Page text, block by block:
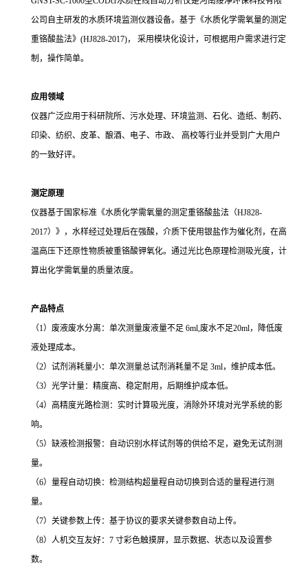
公司自主研发的水质环境监测仪器设备。基于《水质化学需氧量的测定
重铬酸盐法》(HJ828-2017)， 采用模块化设计，可根据用户需求进行定
制，操作简单。
应用领域
仪器广泛应用于科研院所、污水处理、环境监测、石化、造纸、制药、
印染、纺织、皮革、酿酒、电子、市政、
高校等行业并受到广大用户
的一致好评。
测定原理
仪器基于国家标准《水质化学需氧量的测定重铬酸盐法（HJ828-
2017）》，水样经过处理后在强酸，介质下使用银盐作为催化剂，在高
温高压下还原性物质被重铬酸钾氧化。通过光比色原理检测吸光度，计
算出化学需氧量的质量浓度。
产品特点
（1）废液废水分离：单次测量废液量不足 6ml,废水不足20ml，降低废
液处理成本。
（2）试剂消耗量小：单次测量总试剂消耗量不足 3ml，维护成本低。
（3）光学计量：精度高、稳定耐用，后期维护成本低。
（4）高精度光路检测：实时计算吸光度，消除外环境对光学系统的影
响。
（5）缺液检测报警：自动识别水样试剂等的供给不足，避免无试剂测
量。
（6）量程自动切换：检测结构超量程自动切换到合适的量程进行测
量。
（7）关键参数上传：基于协议的要求关键参数自动上传。
（8）人机交互友好：7 寸彩色触摸屏，显示数据、状态以及设置参
数。